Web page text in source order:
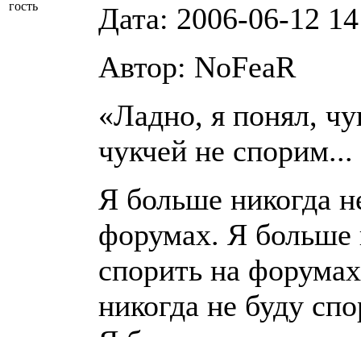
гость
Дата: 2006-06-12
Автор: NoFeaR
«Ладно, я понял,
чукчей не спорим...
Я больше никогда
форумах. Я больше
спорить на
никогда не буду